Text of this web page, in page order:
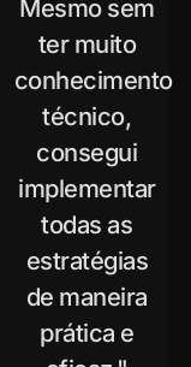
Mesmo sem
ter muito
conhecimento
técnico,
consegui
implementar
todas as
estratégias
de maneira
prática e